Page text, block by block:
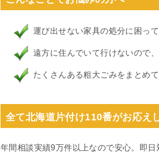
運び出せない家具の処分に困っ
遠方に住んでいて行けないので
たくさんある粗大ごみをまとめ
全て北海道片付け110番がお応え
年間相談実績9万件以上なので安心。即